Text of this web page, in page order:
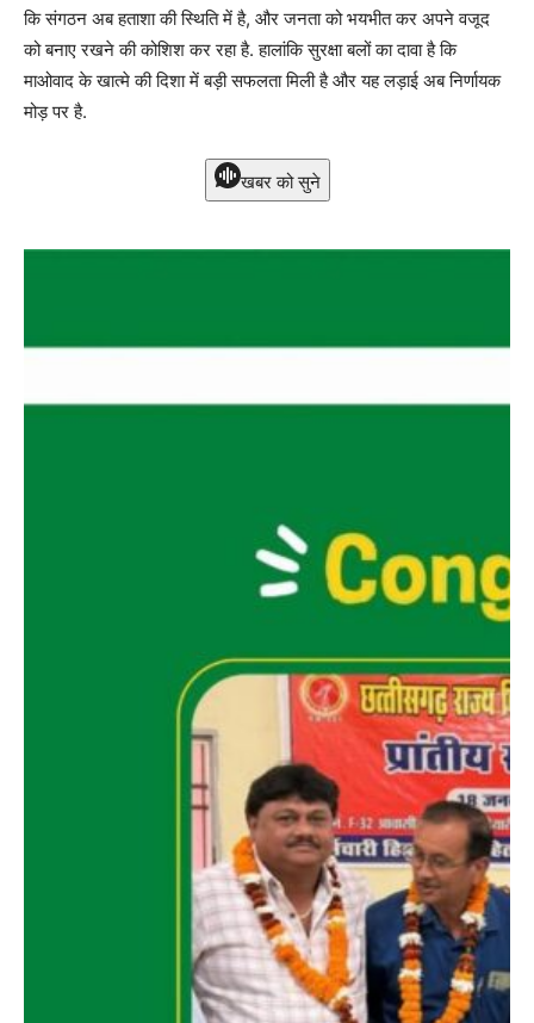
कि संगठन अब हताशा की स्थिति में है, और जनता को भयभीत कर अपने वजूद
को बनाए रखने की कोशिश कर रहा है. हालांकि सुरक्षा बलों का दावा है कि
माओवाद के खात्मे की दिशा में बड़ी सफलता मिली है और यह लड़ाई अब निर्णायक
मोड़ पर है.
खबर को सुने